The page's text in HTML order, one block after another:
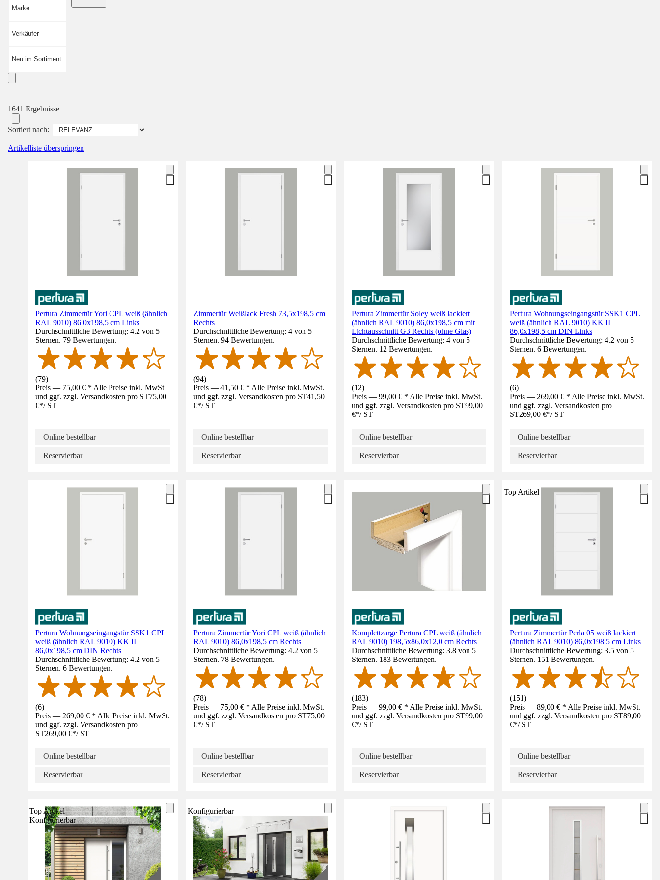
Marke
Verkäufer
Neu im Sortiment
1641 Ergebnisse
Sortiert nach:
Artikelliste überspringen
Pertura Zimmertür Yori CPL weiß (ähnlich
RAL 9010) 86,0x198,5 cm Links
Durchschnittliche Bewertung: 4.2 von 5
Sternen. 79 Bewertungen.
(79)
Preis — 75,00 € * Alle Preise inkl. MwSt.
und ggf. zzgl. Versandkosten pro ST75,00
€*/ ST
Online bestellbar
Reservierbar
Zimmertür Weißlack Fresh 73,5x198,5 cm
Rechts
Durchschnittliche Bewertung: 4 von 5
Sternen. 94 Bewertungen.
(94)
Preis — 41,50 € * Alle Preise inkl. MwSt.
und ggf. zzgl. Versandkosten pro ST41,50
€*/ ST
Online bestellbar
Reservierbar
Pertura Zimmertür Soley weiß lackiert
(ähnlich RAL 9010) 86,0x198,5 cm mit
Lichtausschnitt G3 Rechts (ohne Glas)
Durchschnittliche Bewertung: 4 von 5
Sternen. 12 Bewertungen.
(12)
Preis — 99,00 € * Alle Preise inkl. MwSt.
und ggf. zzgl. Versandkosten pro ST99,00
€*/ ST
Online bestellbar
Reservierbar
Pertura Wohnungseingangstür SSK1 CPL
weiß (ähnlich RAL 9010) KK II
86,0x198,5 cm DIN Links
Durchschnittliche Bewertung: 4.2 von 5
Sternen. 6 Bewertungen.
(6)
Preis — 269,00 € * Alle Preise inkl. MwSt.
und ggf. zzgl. Versandkosten pro
ST269,00 €*/ ST
Online bestellbar
Reservierbar
Pertura Wohnungseingangstür SSK1 CPL
weiß (ähnlich RAL 9010) KK II
86,0x198,5 cm DIN Rechts
Durchschnittliche Bewertung: 4.2 von 5
Sternen. 6 Bewertungen.
(6)
Preis — 269,00 € * Alle Preise inkl. MwSt.
und ggf. zzgl. Versandkosten pro
ST269,00 €*/ ST
Online bestellbar
Reservierbar
Pertura Zimmertür Yori CPL weiß (ähnlich
RAL 9010) 86,0x198,5 cm Rechts
Durchschnittliche Bewertung: 4.2 von 5
Sternen. 78 Bewertungen.
(78)
Preis — 75,00 € * Alle Preise inkl. MwSt.
und ggf. zzgl. Versandkosten pro ST75,00
€*/ ST
Online bestellbar
Reservierbar
Komplettzarge Pertura CPL weiß (ähnlich
RAL 9010) 198,5x86,0x12,0 cm Rechts
Durchschnittliche Bewertung: 3.8 von 5
Sternen. 183 Bewertungen.
(183)
Preis — 99,00 € * Alle Preise inkl. MwSt.
und ggf. zzgl. Versandkosten pro ST99,00
€*/ ST
Online bestellbar
Reservierbar
Top Artikel
Pertura Zimmertür Perla 05 weiß lackiert
(ähnlich RAL 9010) 86,0x198,5 cm Links
Durchschnittliche Bewertung: 3.5 von 5
Sternen. 151 Bewertungen.
(151)
Preis — 89,00 € * Alle Preise inkl. MwSt.
und ggf. zzgl. Versandkosten pro ST89,00
€*/ ST
Online bestellbar
Reservierbar
Top Artikel
Konfigurierbar
Konfigurierbar